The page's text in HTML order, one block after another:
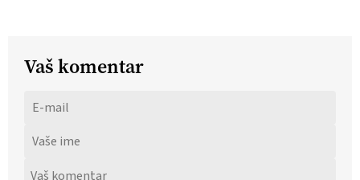
Vaš komentar